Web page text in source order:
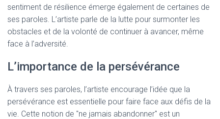
sentiment de résilience émerge également de certaines de
ses paroles. L’artiste parle de la lutte pour surmonter les
obstacles et de la volonté de continuer à avancer, même
face à l’adversité.
L’importance de la persévérance
À travers ses paroles, l’artiste encourage l’idée que la
persévérance est essentielle pour faire face aux défis de la
vie. Cette notion de "ne jamais abandonner" est un